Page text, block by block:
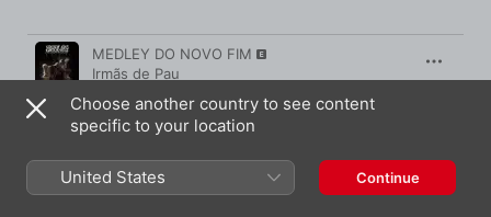
Song Time
MEDLEY DO NOVO FIM
Irmãs de Pau
QUEIMANDO ICE
Irmãs de Pau, Brunoso,
SEQUÊNCIA C**T (feat. Clementaum)
PEDRO SAMPAIO,Irmãs de Pau Mc Gw,Tasha Kaiala
Choose another country to see content
specific to your location
United States Continue